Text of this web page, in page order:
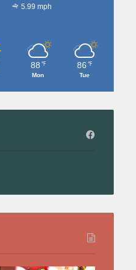
5.99 mph
88 ℉
Mon
86 ℉
Tue